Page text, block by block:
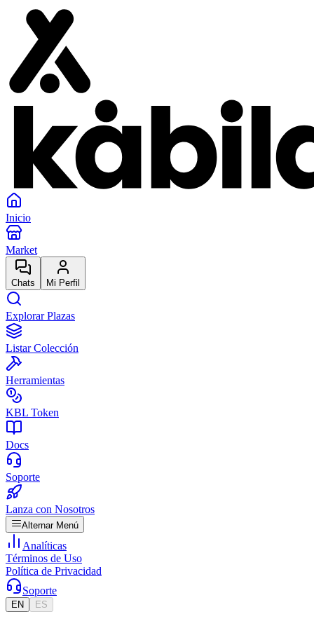
Inicio
Market
Chats Mi Perfil
Explorar Plazas
Listar Colección
Herramientas
KBL Token
Docs
Soporte
Lanza con Nosotros
Alternar Menú
Analíticas
Términos de Uso
Política de Privacidad
Soporte
EN ES